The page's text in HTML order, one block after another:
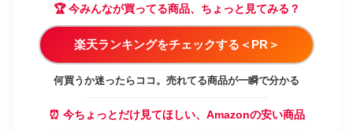
🏆 今みんなが買ってる商品、ちょっと見てみる？
楽天ランキングをチェックする＜PR＞
何買うか迷ったらココ。売れてる商品が一瞬で分かる
⏰ 今ちょっとだけ見てほしい、Amazonの安い商品